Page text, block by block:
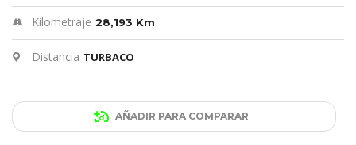
Kilometraje 28,193 Km
Distancia TURBACO
AÑADIR PARA COMPARAR